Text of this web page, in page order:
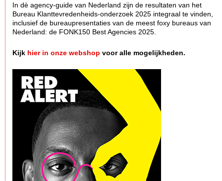
In dè agency-guide van Nederland zijn de resultaten van het
Bureau Klanttevredenheids-onderzoek 2025 integraal te vinden,
inclusief de bureaupresentaties van de meest foxy bureaus van
Nederland: de FONK150 Best Agencies 2025.
Kijk hier in onze webshop voor alle mogelijkheden.